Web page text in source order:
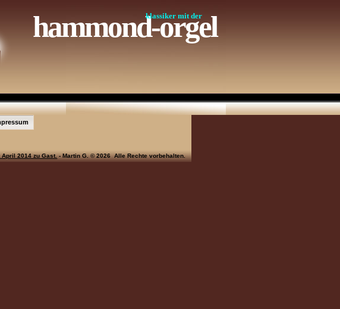
hammond-orgel
klassiker mit der
2014 zu Gast. - Martin G. © 2026 Alle Rechte vorbehalten.